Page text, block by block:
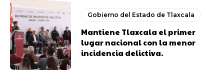
Gobierno del Estado de Tlaxcala
Mantiene Tlaxcala el primer
lugar nacional con la menor
incidencia delictiva.